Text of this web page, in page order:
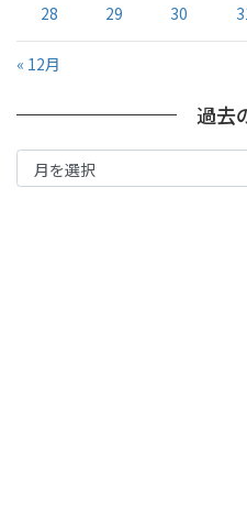
28 29 30
« 12月
過去
去